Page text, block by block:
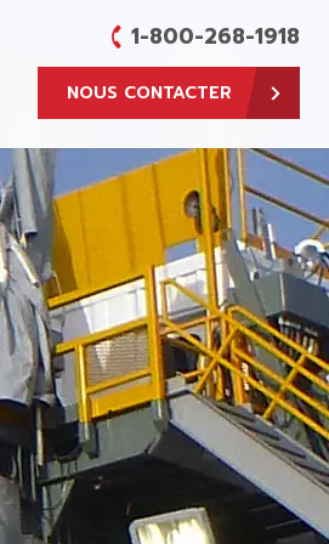
1-800-268-1918
NOUS CONTACTER